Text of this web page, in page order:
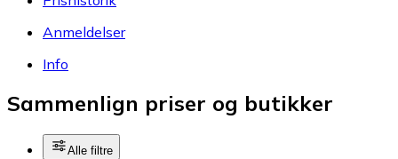
Anmeldelser
Info
Sammenlign priser og butikker
Alle filtre